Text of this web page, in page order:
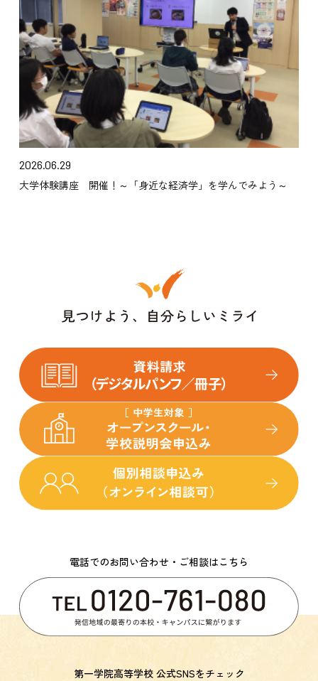
2026.06.29
大学体験講座 開催！～「身近な経済学」を学んでみよう～
電話でのお問い合わせ・ご相談はこちら
第一学院高等学校 公式SNSをチェック